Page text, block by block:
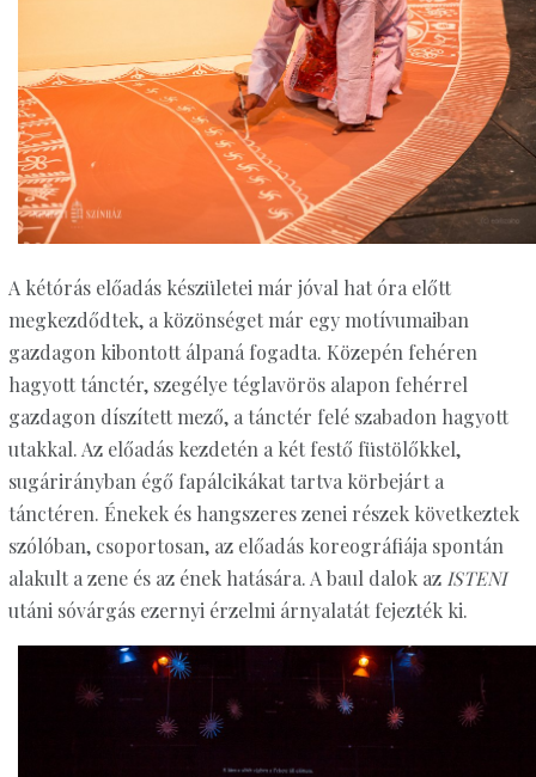
A kétórás előadás készületei már jóval hat óra előtt
megkezdődtek, a közönséget már egy motívumaiban
gazdagon kibontott álpaná fogadta. Közepén fehéren
hagyott tánctér, szegélye téglavörös alapon fehérrel
gazdagon díszített mező, a tánctér felé szabadon hagyott
utakkal. Az előadás kezdetén a két festő füstölőkkel,
sugárirányban égő fapálcikákat tartva körbejárt a
tánctéren. Énekek és hangszeres zenei részek következtek
szólóban, csoportosan, az előadás koreográfiája spontán
alakult a zene és az ének hatására. A baul dalok az ISTENI
utáni sóvárgás ezernyi érzelmi árnyalatát fejezték ki.